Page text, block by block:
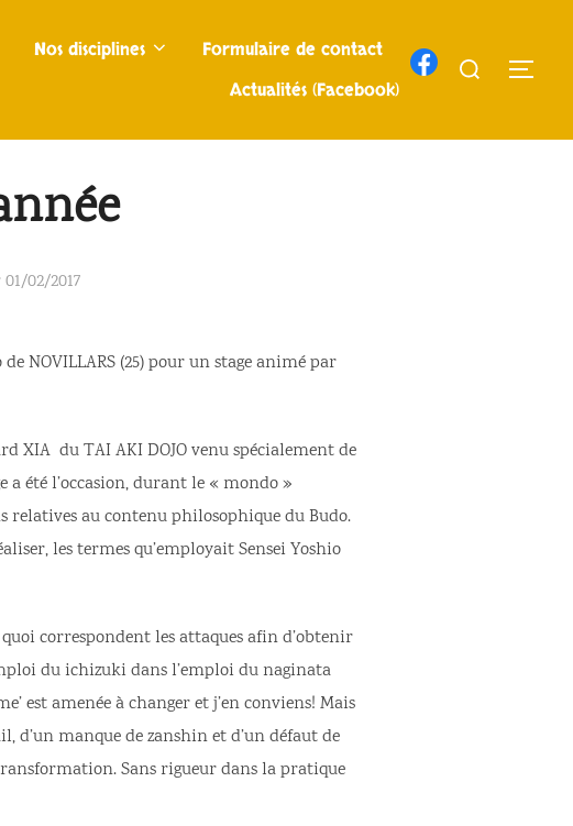
Nos disciplines
Formulaire de contact
Actualités (Facebook)
Rechercher :
Publié
01/02/2017
NOVILLARS (25) pour un stage animé par
XIA du TAI AKI DOJO venu spécialement de
a été l’occasion, durant le « mondo »
relatives au contenu philosophique du Budo.
les termes qu’employait Sensei Yoshio
correspondent les attaques afin d’obtenir
du ichizuki dans l’emploi du naginata
est amenée à changer et j’en conviens! Mais
d’un manque de zanshin et d’un défaut de
Sans rigueur dans la pratique